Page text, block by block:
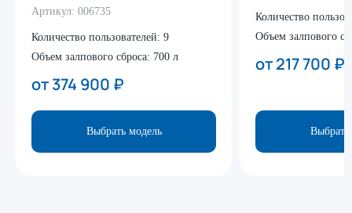
Артикул: 006735
Количество пользователей: 9
Объем залпового сброса: 700 л
от 374 900 ₽
Выбрать модель
Количество
Объем залпового
от 217 700 ₽
Выбрать